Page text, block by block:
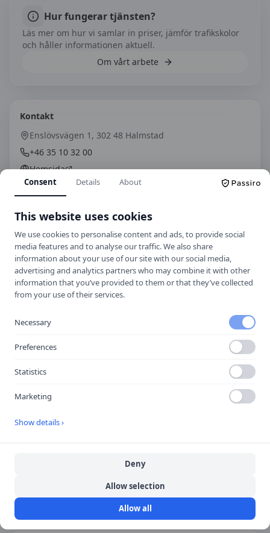
Hur fungerar tjänsten?
Läs mer om hur vi samlar in priser, jämför trafikskolor
och håller informationen aktuell.
Om vårt arbete
Kontakt
Enslövsvägen 1, 302 48 Halmstad
+46 35 10 32 00
Hemsida
Spara som kontakt
Spara i telefonboken
Laddar ner ett kontaktkort som du kan lägga
till
Halmstad Trafikskola som kontakt med.
Hitta hit
Öppna i Google Maps
Consent Details About
This website uses cookies
We use cookies to personalise content and ads, to provide social
media features and to analyse our traffic. We also share
information about your use of our site with our social media,
advertising and analytics partners who may combine it with other
information that you’ve provided to them or that they’ve collected
from your use of their services.
Necessary
Preferences
Statistics
Marketing
Show details ›
Deny
Allow selection
Allow all